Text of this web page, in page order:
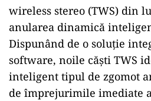
wireless stereo (TWS) din
anularea dinamică
Dispunând de o soluție
software, noile căști TWS
inteligent tipul de zgomot
de împrejurimile imediate